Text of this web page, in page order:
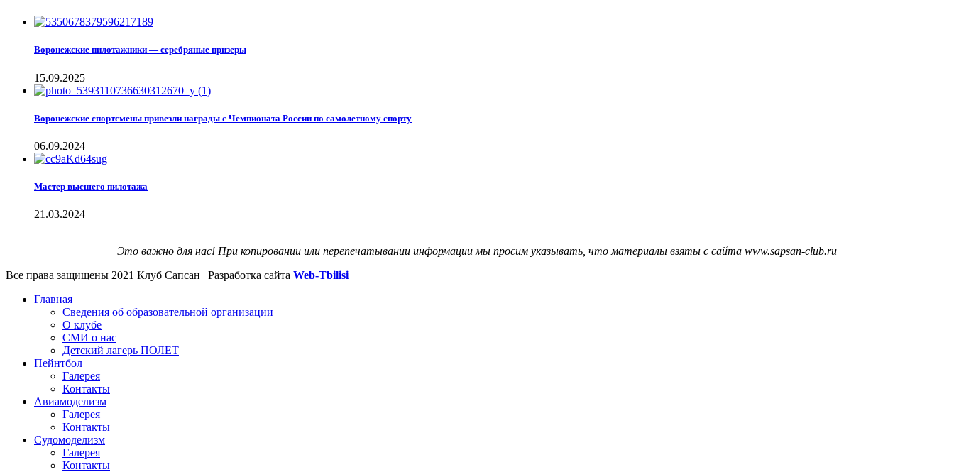
Воронежские пилотажники — серебряные призеры
15.09.2025
Воронежские спортсмены привезли награды с Чемпионата России по самолетному спорту
06.09.2024
Мастер высшего пилотажа
21.03.2024
Это важно для нас! При копировании или перепечатывании информации мы просим указывать, что материалы взяты с сайта www.sapsan-club.ru
Все права защищены 2021 Клуб Сапсан | Разработка сайта Web-Tbilisi
Главная
Сведения об образовательной организации
О клубе
СМИ о нас
Детский лагерь ПОЛЕТ
Пейнтбол
Галерея
Контакты
Авиамоделизм
Галерея
Контакты
Судомоделизм
Галерея
Контакты